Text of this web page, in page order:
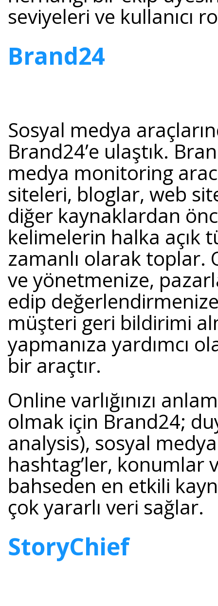
seviyeleri ve kullanıcı
Brand24
Sosyal medya
Brand24’e ulaştık.
medya monitoring
siteleri, bloglar, web
diğer kaynaklardan
kelimelerin halka açık
zamanlı olarak toplar.
ve yönetmenize,
edip
müşteri geri bildirimi
yapmanıza yardımcı
bir araçtır.
Online varlığınızı
olmak için Brand24;
analysis), sosyal
hashtag’ler, konumlar
bahseden en etkili
çok yararlı veri sağlar.
StoryChief